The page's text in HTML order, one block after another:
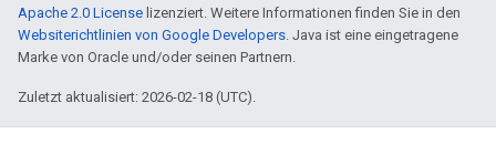
Apache 2.0 License lizenziert. Weitere Informationen finden Sie in den
Websiterichtlinien von Google Developers. Java ist eine eingetragene
Marke von Oracle und/oder seinen Partnern.
Zuletzt aktualisiert: 2026-02-18 (UTC).